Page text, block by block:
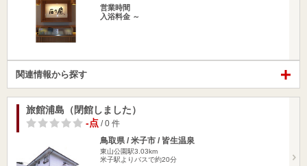
営業時間
入浴料金 ～
関連情報から探す
旅館浦島（閉館しました）
-点 / 0 件
鳥取県 / 米子市 / 皆生温泉
東山公園駅3.03km
米子駅よりバスで約20分